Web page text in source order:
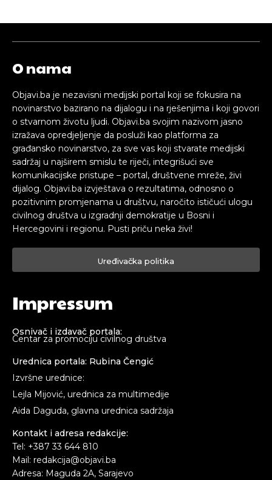
O nama
Objavi.ba je nezavisni medijski portal koji se fokusira na
novinarstvo bazirano na dijalogu i na rješenjima i koji govori
o stvarnom životu ljudi. Objavi.ba svojim nazivom jasno
izražava opredjeljenje da posluži kao platforma za
građansko novinarstvo, za sve vas koji stvarate medijski
sadržaj u najširem smislu te riječi, integrišući sve
komunikacijske pristupe – portal, društvene mreže, živi
dijalog. Objavi.ba izvještava o rezultatima, odnosno o
pozitivnim promjenama u društvu, naročito ističući ulogu
civilnog društva u izgradnji demokratije u Bosni i
Hercegovini i regionu. Pusti priču neka živi!
Uređivačka politika
Impressum
Osnivač i izdavač portala:
Centar za promociju civilnog društva
Urednica portala: Rubina Čengić
Izvršne urednice:
Lejla Mijović, urednica za multimedije
Aida Daguda, glavna urednica sadržaja
Kontakt i adresa redakcije:
Tel: +387 33 644 810
Mail: redakcija@objavi.ba
Adresa: Maguda 2A, Sarajevo